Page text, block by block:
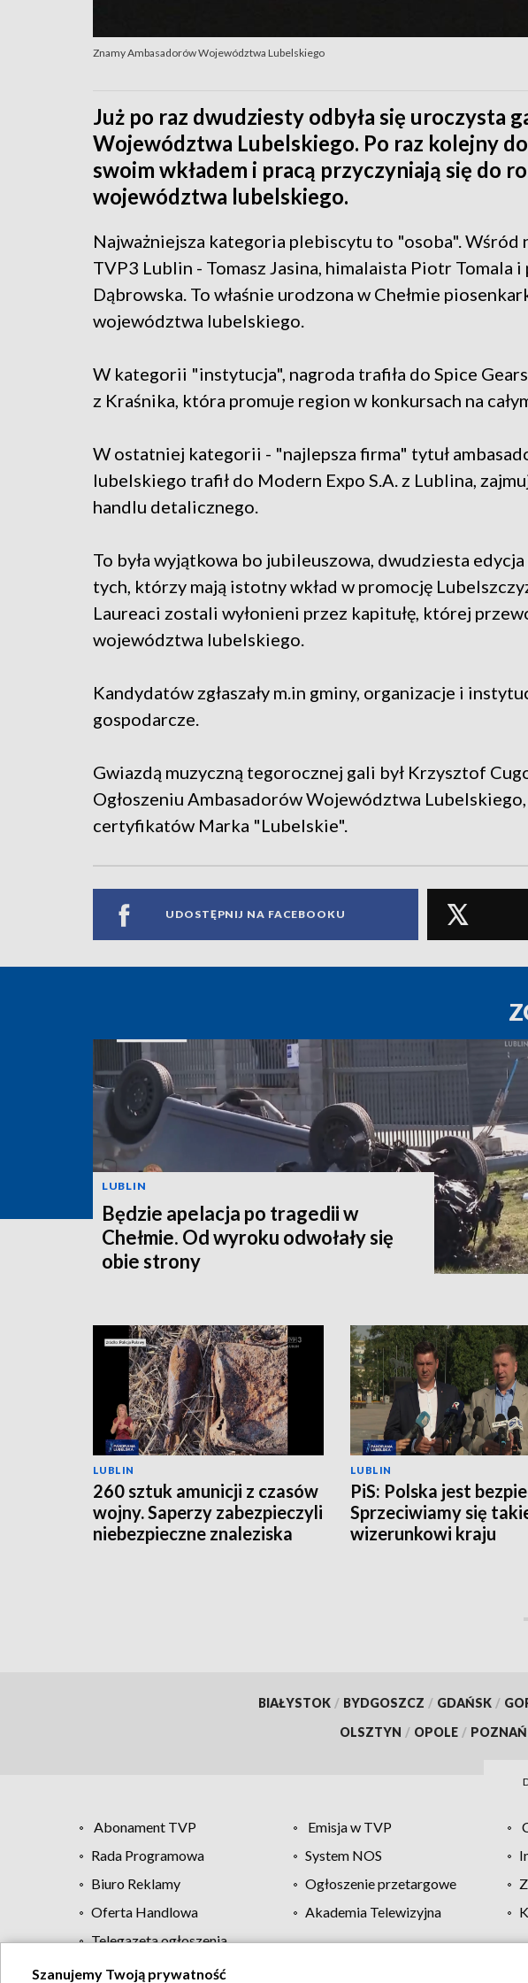
Znamy Ambasadorów Województwa Lubelskiego
Już po raz dwudziesty odbyła się uroczysta
Województwa Lubelskiego. Po raz kolejny
swoim wkładem i pracą przyczyniają się do
województwa lubelskiego.
Najważniejsza kategoria plebiscytu to "osoba".
TVP3 Lublin - Tomasz Jasina, himalaista Piotr Tomala
Dąbrowska. To właśnie urodzona w Chełmie
województwa lubelskiego.
W kategorii "instytucja", nagroda trafiła do Spice
z Kraśnika, która promuje region w konkursach na
W ostatniej kategorii - "najlepsza firma" tytuł
lubelskiego trafił do Modern Expo S.A. z Lublina,
handlu detalicznego.
To była wyjątkowa bo jubileuszowa, dwudziesta
tych, którzy mają istotny wkład w promocję
Laureaci zostali wyłonieni przez kapitułę, której
województwa lubelskiego.
Kandydatów zgłaszały m.in gminy, organizacje i
gospodarcze.
Gwiazdą muzyczną tegorocznej gali był Krzysztof
Ogłoszeniu Ambasadorów Województwa
certyfikatów Marka "Lubelskie".
UDOSTĘPNIJ NA FACEBOOKU
LUBLIN
Będzie apelacja po tragedii w
Chełmie. Od wyroku odwołały się
obie strony
LUBLIN
260 sztuk amunicji z czasów
wojny. Saperzy zabezpieczyli
niebezpieczne znaleziska
LUBLIN
PiS: Polska jest
Sprzeciwiamy się
wizerunkowi kraju
BIAŁYSTOK / BYDGOSZCZ / GDAŃSK /
OLSZTYN / OPOLE / POZNAŃ
Abonament TVP Emisja w TVP
Rada Programowa
System NOS
Biuro Reklamy
Ogłoszenie przetargowe
Oferta Handlowa
Akademia Telewizyjna
Telegazeta ogłoszenia
Szanujemy Twoją prywatność